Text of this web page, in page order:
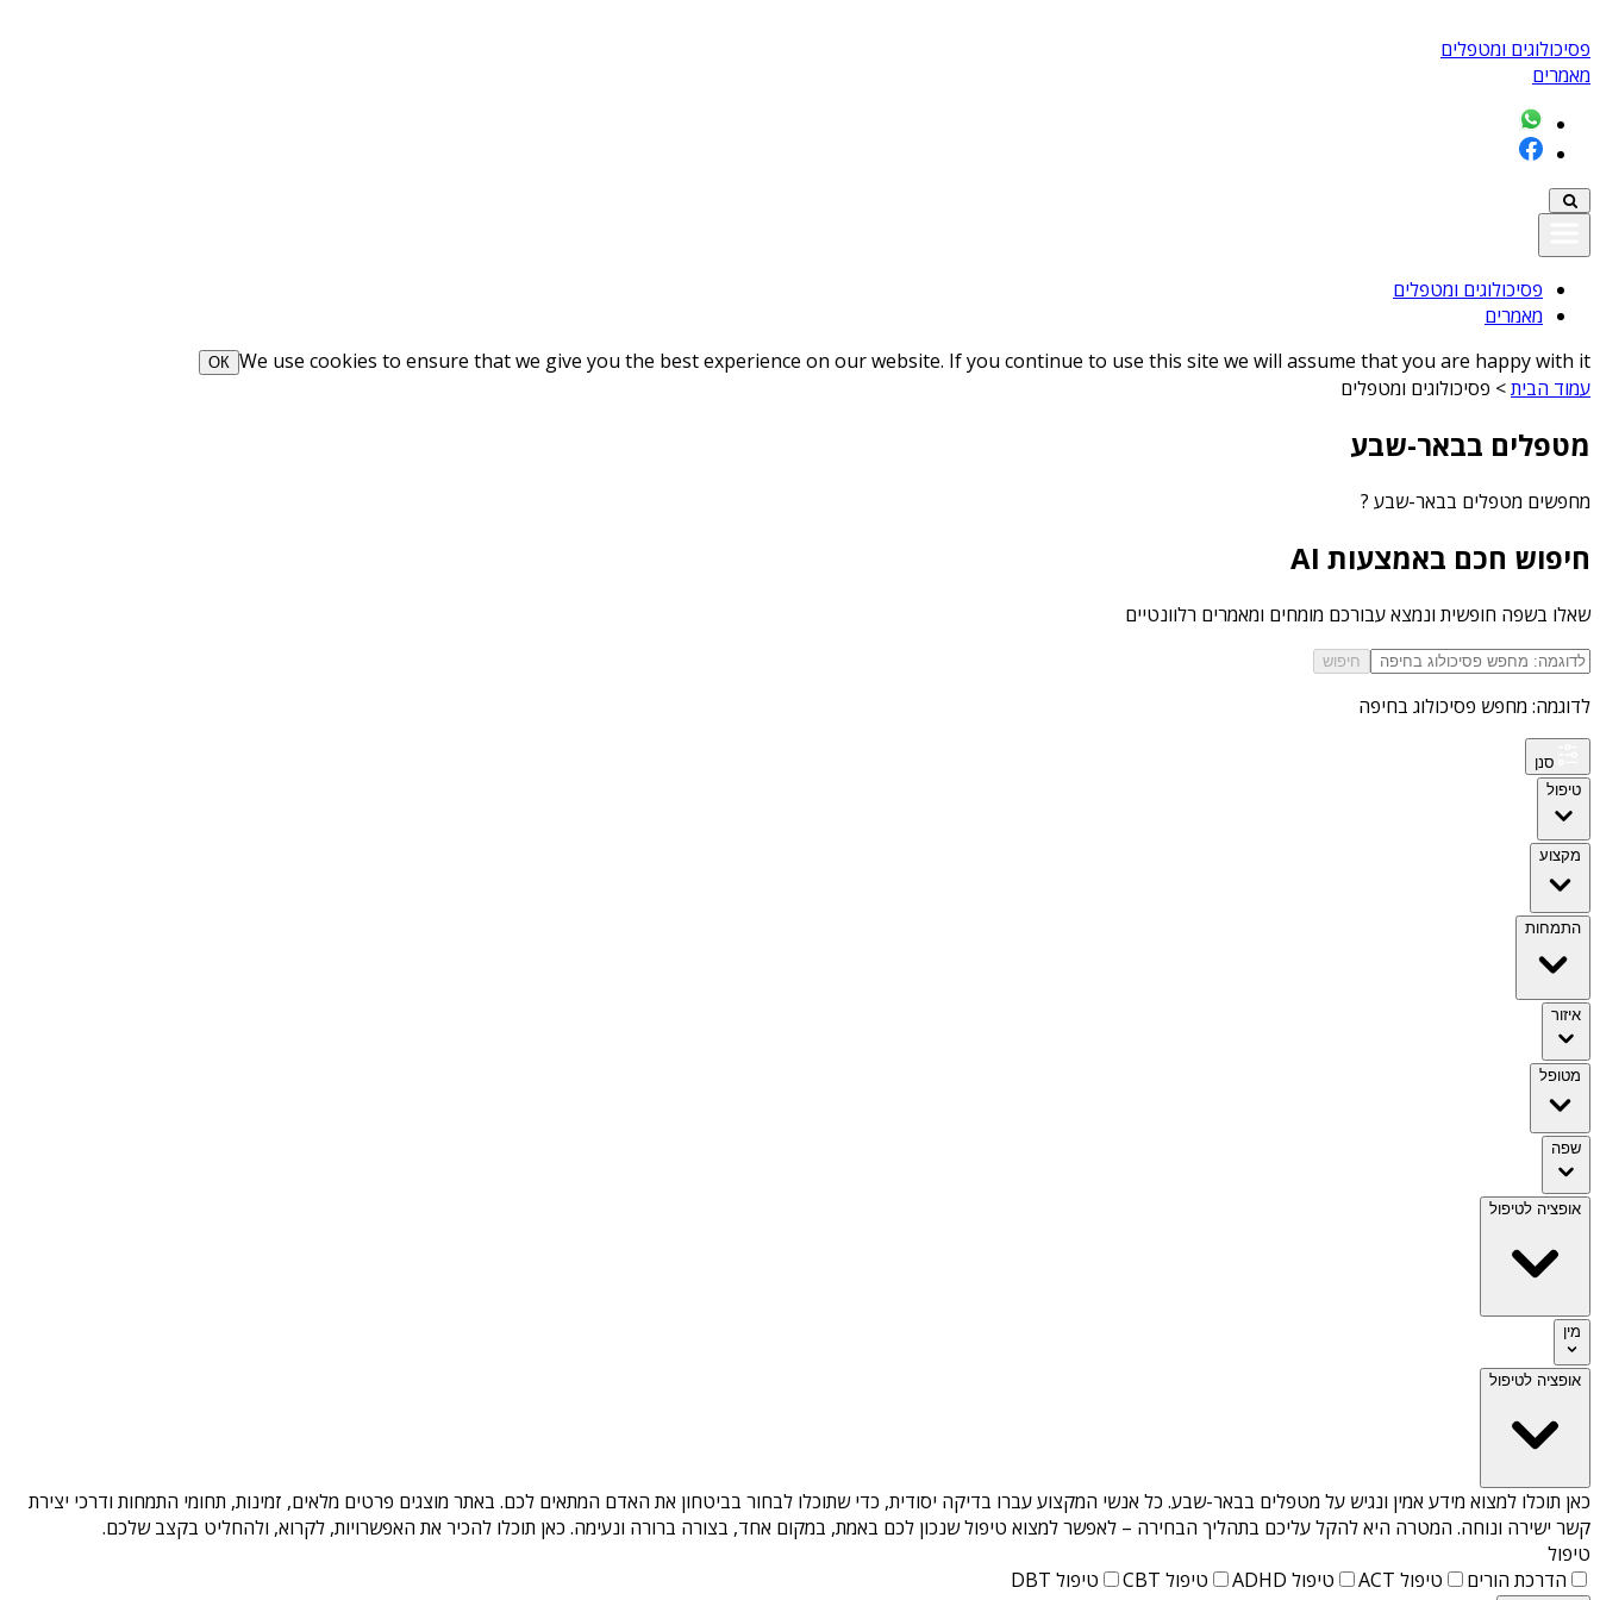
פסיכולוגים ומטפלים
מאמרים
פסיכולוגים ומטפלים
מאמרים
We use cookies to ensure that we give you the best experience on our website. If you continue to use this site we will assume that you are happy with it
ОК
עמוד הבית> פסיכולוגים ומטפלים
מטפלים בבאר-שבע
מחפשים מטפלים בבאר-שבע ?
חיפוש חכם באמצעות AI
שאלו בשפה חופשית ונמצא עבורכם מומחים ומאמרים רלוונטיים
חיפוש
לדוגמה: מחפש פסיכולוג בחיפה
סנן
טיפול
מקצוע
התמחות
איזור
מטופל
שפה
אופציה לטיפול
מין
אופציה לטיפול
כאן תוכלו למצוא מידע אמין ונגיש על מטפלים בבאר-שבע. כל אנשי המקצוע עברו בדיקה יסודית, כדי שתוכלו לבחור בביטחון את האדם המתאים לכם. באתר מוצגים פרטים מלאים, זמינות, תחומי התמחות ודרכי יצירת
קשר ישירה ונוחה. המטרה היא להקל עליכם בתהליך הבחירה – לאפשר למצוא טיפול שנכון לכם באמת, במקום אחד, בצורה ברורה ונעימה. כאן תוכלו להכיר את האפשרויות, לקרוא, ולהחליט בקצב שלכם.
טיפול
הדרכת הורים
טיפול ACT טיפול ADHD טיפול CBT טיפול DBT